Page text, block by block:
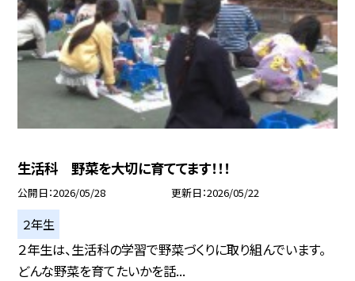
生活科 野菜を大切に育ててます！！！
公開日 2026/05/28 更新日 2026/05/22
２年生
２年生は、生活科の学習で野菜づくりに取り組んでいます。
どんな野菜を育てたいかを話...